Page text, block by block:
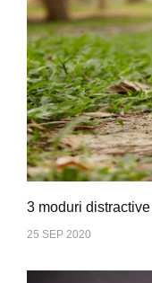
3 moduri
25 SEP 2020